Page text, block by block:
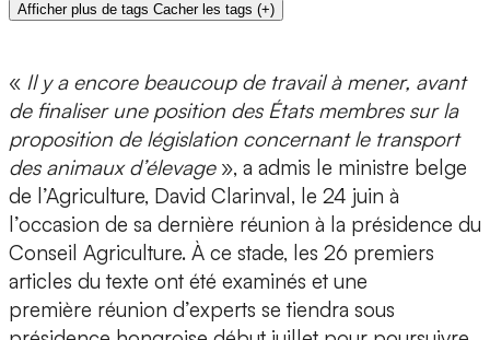
Afficher plus de tags Cacher les tags (+)
« Il y a encore beaucoup de travail à mener, avant
de finaliser une position des États membres sur la
proposition de législation concernant le transport
des animaux d’élevage», a admis le ministre belge
de l’Agriculture, David Clarinval, le 24 juin à
l’occasion de sa dernière réunion à la présidence du
Conseil Agriculture. À ce stade, les 26 premiers
articles du texte ont été examinés et une
première réunion d’experts se tiendra sous